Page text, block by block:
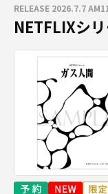
RELEASE 2026.7.7
NETFLIXシ